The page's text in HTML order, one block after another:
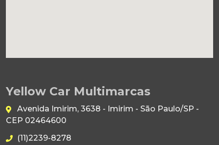
Yellow Car Multimarcas
Avenida Imirim, 3638 - Imirim - São Paulo/SP -
CEP 02464600
(11)2239-8278